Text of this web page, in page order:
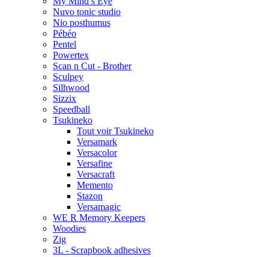
Nuvo tonic studio
Nio posthumus
Pébéo
Pentel
Powertex
Scan n Cut - Brother
Sculpey
Silhwood
Sizzix
Speedball
Tsukineko
Tout voir Tsukineko
Versamark
Versacolor
Versafine
Versacraft
Memento
Stazon
Versamagic
WE R Memory Keepers
Woodies
Zig
3L - Scrapbook adhesives